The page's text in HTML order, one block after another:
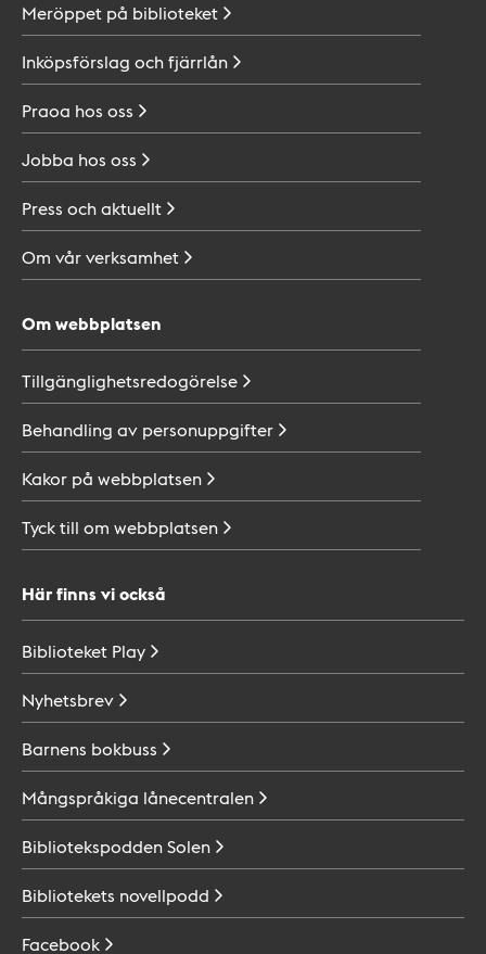
Meröppet på biblioteket
Inköpsförslag ochfjärrlån
Praoa hos oss
Jobba hos oss
Press ochaktuellt
Om vårverksamhet
Om webbplatsen
Tillgänglighetsredogörelse
Behandling av personuppgifter
Kakor på webbplatsen
Tyck till om webbplatsen
Här finns vi också
Biblioteket Play
Nyhetsbrev
Barnens bokbuss
Mångspråkiga lånecentralen
BibliotekspoddenSolen
Bibliotekets novellpodd
Facebook